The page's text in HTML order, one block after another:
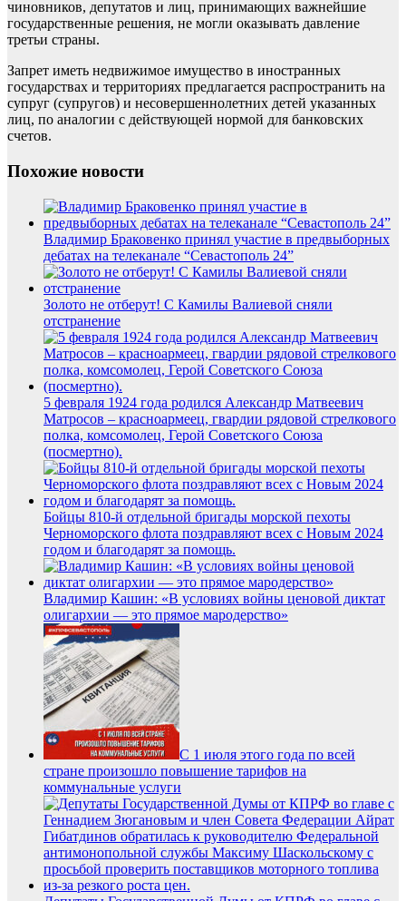
чиновников, депутатов и лиц, принимающих важнейшие
государственные решения, не могли оказывать давление
третьи страны.
Запрет иметь недвижимое имущество в иностранных
государствах и территориях предлагается распространить на
супруг (супругов) и несовершеннолетних детей указанных
лиц, по аналогии с действующей нормой для банковских
счетов.
Похожие новости
Владимир Браковенко принял участие в предвыборных
дебатах на телеканале “Севастополь 24”
Золото не отберут! С Камилы Валиевой сняли
отстранение
5 февраля 1924 года родился Александр Матвеевич
Матросов – красноармеец, гвардии рядовой стрелкового
полка, комсомолец, Герой Советского Союза
(посмертно).
Бойцы 810-й отдельной бригады морской пехоты
Черноморского флота поздравляют всех с Новым 2024
годом и благодарят за помощь.
Владимир Кашин: «В условиях войны ценовой диктат
олигархии — это прямое мародерство»
С 1 июля этого года по всей
стране произошло повышение тарифов на
коммунальные услуги